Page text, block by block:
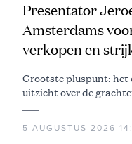
Presentator
Amsterdams
verkopen en
Grootste pluspunt:
uitzicht over de
5 AUGUSTUS 2026